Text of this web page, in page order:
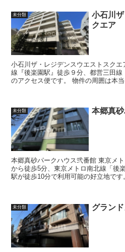
未分類
小石川
クエア
小石川ザ・レジデンスウエストスクエア 東京メトロ丸ノ内線・
線『後楽園駅』徒歩９分、都営三田
のアクセス便です。 物件の周囲は本当に、静か。 隣のイーストスク
未分類 本郷真
本郷真砂パークハウス弐番館 東京メトロ丸ノ内線「本郷三丁目」駅
から徒歩5分、東京メトロ南北線「後
駅が徒歩10分で利用可能の好立地です。 どの駅からも徒歩10分
未分類 グラン